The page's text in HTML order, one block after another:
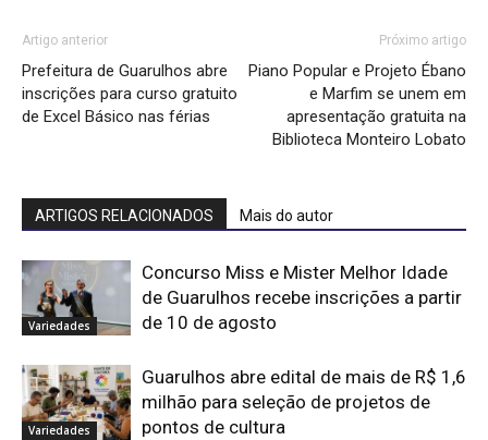
Artigo anterior
Prefeitura de Guarulhos abre
inscrições para curso gratuito
de Excel Básico nas férias
Próximo artigo
Piano Popular e Projeto Ébano
e Marfim se unem em
apresentação gratuita na
Biblioteca Monteiro Lobato
ARTIGOS RELACIONADOS Mais do autor
Variedades
Concurso Miss e Mister Melhor Idade
de Guarulhos recebe inscrições a partir
de 10 de agosto
Variedades
Guarulhos abre edital de mais de R$ 1,6
milhão para seleção de projetos de
pontos de cultura